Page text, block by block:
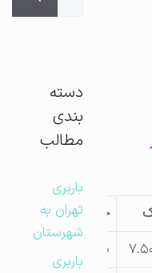
جفت
۱۰.۵۰۰
دسته
بندی
مطالب
باربری
تهران به
شهرستان
باربری